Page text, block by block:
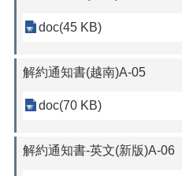
doc(45 KB)
解約通知書(越南)A-05
doc(70 KB)
解約通知書-英文(新版)A-06